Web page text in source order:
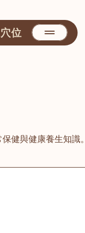
位
健與健康養生知識。